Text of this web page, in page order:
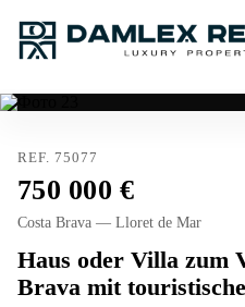
REF. 75077
750 000
Costa Brava — Lloret de Mar
Haus oder Villa zum
Brava mit